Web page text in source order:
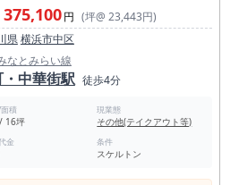
375,100円 (坪@ 23,443円)
県横浜市中区
なとみらい線
・中華街駅 徒歩4分
積
16坪
現業態
その他(テイクアウト等)
金 条件
スケルトン